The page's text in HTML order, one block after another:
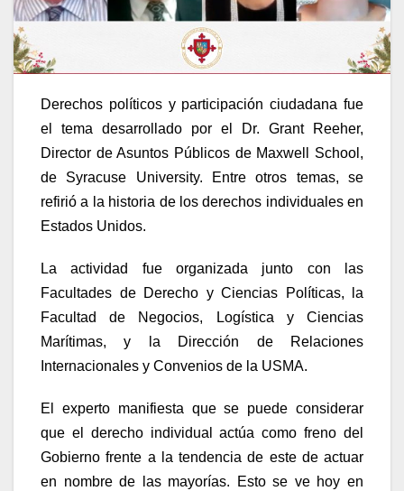
Derechos políticos y participación ciudadana fue
el tema desarrollado por el Dr. Grant Reeher,
Director de Asuntos Públicos de Maxwell School,
de Syracuse University. Entre otros temas, se
refirió a la historia de los derechos individuales en
Estados Unidos.
La actividad fue organizada junto con las
Facultades de Derecho y Ciencias Políticas, la
Facultad de Negocios, Logística y Ciencias
Marítimas, y la Dirección de Relaciones
Internacionales y Convenios de la USMA.
El experto manifiesta que se puede considerar
que el derecho individual actúa como freno del
Gobierno frente a la tendencia de este de actuar
en nombre de las mayorías. Esto se ve hoy en